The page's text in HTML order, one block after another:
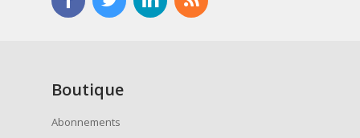
Boutique
Abonnements